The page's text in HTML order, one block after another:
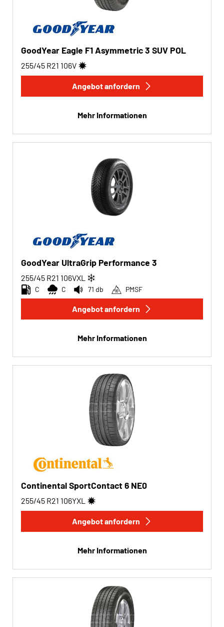
GoodYear Eagle F1 Asymmetric 3 SUV POL
255/45 R21 106V
Angebot anfordern
Mehr Informationen
GoodYear UltraGrip Performance 3
255/45 R21 106VXL
C C 71 db PMSF
Angebot anfordern
Mehr Informationen
Continental SportContact 6 NE0
255/45 R21 106YXL
Angebot anfordern
Mehr Informationen